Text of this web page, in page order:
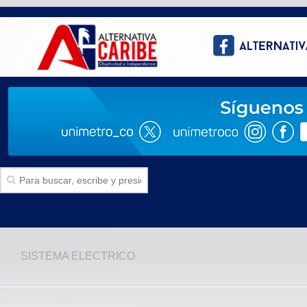
Politica
SISTEMA ELECTRICO